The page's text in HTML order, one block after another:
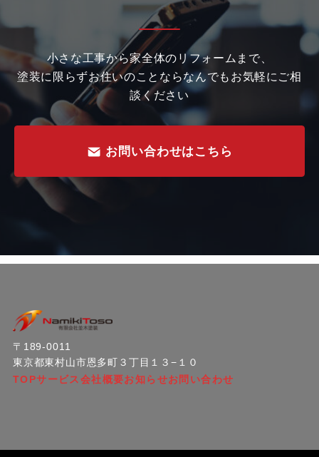
小さな工事から家全体のリフォームまで、
塗装に限らずお住いのことならなんでもお気軽にご相
談ください
お問い合わせはこちら
〒189‐0011
東京都東村山市恩多町３丁目１３−１０
TOPサービス会社概要お知らせお問い合わせ